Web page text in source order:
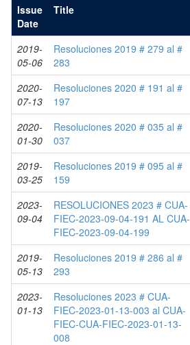
Issue
Date
Title
2019-
05-06
Resoluciones 2019 # 279 al #
283
2020-
07-13
Resoluciones 2020 # 191 al #
197
2020-
01-30
Resoluciones 2020 # 035 al #
037
2019-
03-25
Resoluciones 2019 # 095 al #
159
2023-
09-04
RESOLUCIONES 2023 # CUA-
FIEC-2023-09-04-191 AL CUA-
FIEC-2023-09-04-199
2019-
05-13
Resoluciones 2019 # 286 al #
293
2023-
01-13
Resoluciones 2023 # CUA-
FIEC-2023-01-13-003 al CUA-
FIEC-CUA-FIEC-2023-01-13-
008